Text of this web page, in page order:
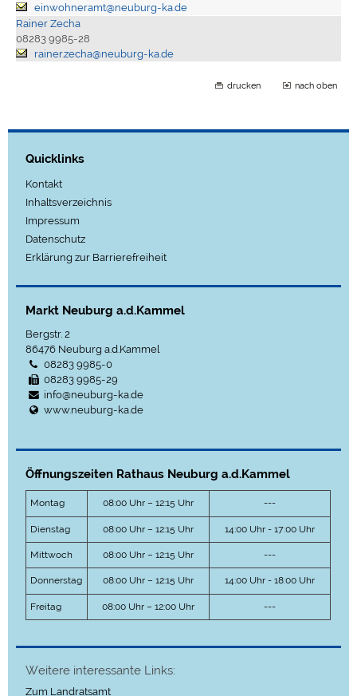
einwohneramt@neuburg-ka.de
Rainer Zecha
08283 9985-28
rainer.zecha@neuburg-ka.de
drucken nach oben
Quicklinks
Kontakt
Inhaltsverzeichnis
Impressum
Datenschutz
Erklärung zur Barrierefreiheit
Markt Neuburg a.d.Kammel
Bergstr. 2
86476 Neuburg a.d.Kammel
08283 9985-0
08283 9985-29
info@neuburg-ka.de
www.neuburg-ka.de
Öffnungszeiten Rathaus Neuburg a.d.Kammel
Montag 08:00 Uhr – 12:15 Uhr ---
Dienstag 08:00 Uhr – 12:15 Uhr 14:00 Uhr - 17:00 Uhr
Mittwoch 08:00 Uhr – 12:15 Uhr ---
Donnerstag 08:00 Uhr – 12:15 Uhr 14:00 Uhr - 18:00 Uhr
Freitag 08:00 Uhr – 12:00 Uhr ---
Weitere interessante Links:
Zum Landratsamt